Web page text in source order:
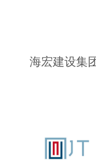
海宏建设集